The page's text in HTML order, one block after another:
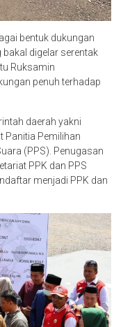
bentuk dukungan
digelar serentak
Ruksamin
penuh terhadap
daerah yakni
Panitia Pemilihan
(PPS). Penugasan
PPK dan PPS
menjadi PPK dan